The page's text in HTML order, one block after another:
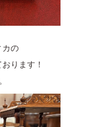
カの
ります！